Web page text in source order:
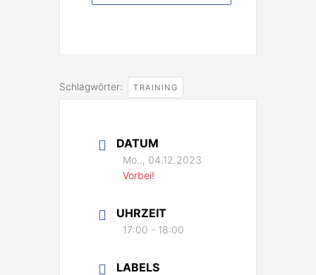
Schlagwörter: TRAINING
DATUM
Mo.., 04.12.2023
Vorbei!
UHRZEIT
17:00 - 18:00
LABELS